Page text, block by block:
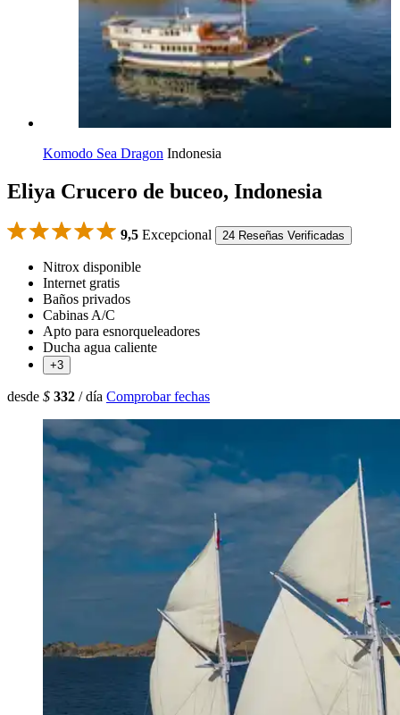
Komodo Sea Dragon Indonesia
Eliya Crucero de buceo, Indonesia
9,5 Excepcional 24 Reseñas Verificadas
Nitrox disponible
Internet gratis
Baños privados
Cabinas A/C
Apto para esnorqueleadores
Ducha agua caliente
+3
desde $ 332 / día Comprobar fechas